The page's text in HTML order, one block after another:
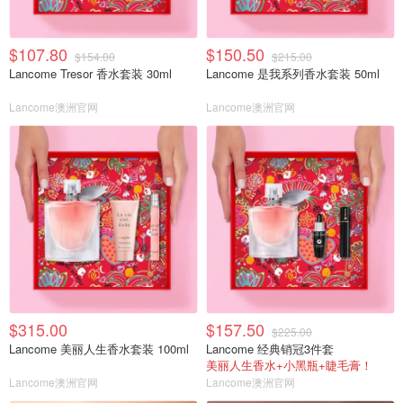
$107.80 $154.00
Lancome Tresor 香水套装 30ml
Lancome澳洲官网
$150.50 $215.00
Lancome 是我系列香水套装 50ml
Lancome澳洲官网
$315.00
Lancome 美丽人生香水套装 100ml
Lancome澳洲官网
$157.50 $225.00
Lancome 经典销冠3件套
美丽人生香水+小黑瓶+睫毛膏！
Lancome澳洲官网